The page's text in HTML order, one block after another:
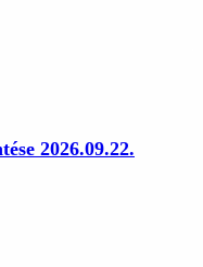
2026.09.22.